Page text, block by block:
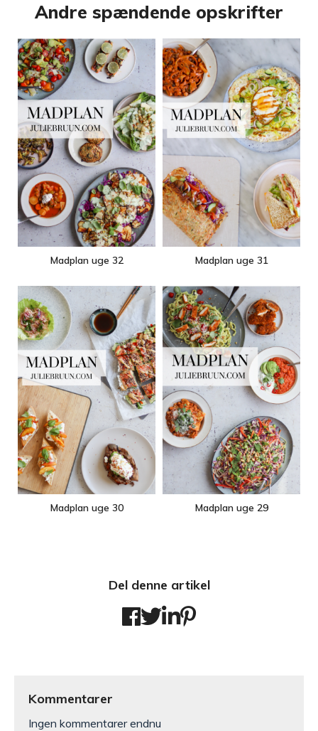
Andre spændende opskrifter
Madplan uge 32 Madplan uge 31
Madplan uge 30 Madplan uge 29
Del denne artikel
Kommentarer
Ingen kommentarer endnu